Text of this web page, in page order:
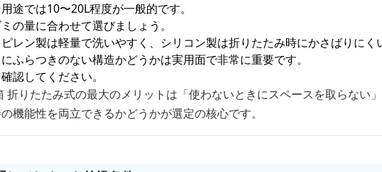
途では10〜20L程度が一般的です。
の量に合わせて選びましょう。
レン製は軽量で洗いやすく、シリコン製は折りたたみ時にかさばりにく
にふらつきのない構造かどうかは実用面で非常に重要です。
認してください。
折りたたみ式の最大のメリットは「使わないときにスペースを取らない」
機能性を両立できるかどうかが選定の核心です。